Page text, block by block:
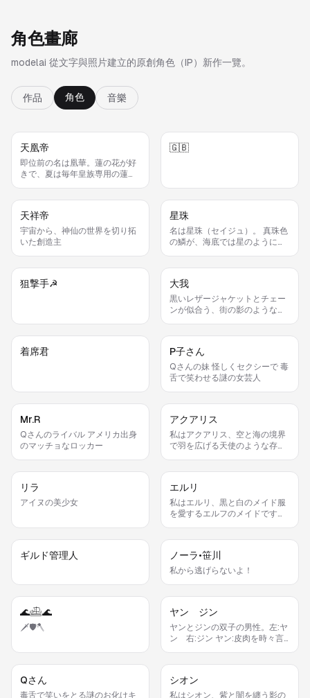
角色畫廊
modelai 從文字與照片建立的原創角色（IP）新作一覽。
作品 角色 音樂
天凰帝
即位前の名は凰華。蓮の花が好
きで、夏は毎年皇族専用の蓮畑
🇬🇧
天祥帝
宇宙から、神仙の世界を切り拓
いた創造主
星珠
名は星珠（セイジュ）。 真珠色
の鱗が、海底では星のように輝
狙撃手☭ 大我
黒いレザージャケットとチェー
ンが似合う、街の影のような男
着席君 P子さん
Qさんの妹 怪しくセクシーで 毒
舌で笑わせる謎の女芸人
Mr.R
Qさんのライバル アメリカ出身
のマッチョなロッカー
アクアリス
私はアクアリス、空と海の境界
で羽を広げる天使のような存
っては耳元で香りを嗅ぐのが、
私の小さな癖です。
リラ
アイヌの美少女
エルリ
私はエルリ、黒と白のメイド服
を愛するエルフのメイドです。
っと動くのが私のチャームポイ
ント、よろしくね。
ギルド管理人 ノーラ•笹川
私から逃げらないよ！
🌊𓊝🌊
🗡🛡🪓
ヤン ジン
ヤンとジンの双子の男性。左:ヤ
ン 右:ジン ヤン:皮肉を時々言
Qさん
毒舌で笑いをとる謎のお化けキ
シオン
私はシオン、紫と闇を纏う影の